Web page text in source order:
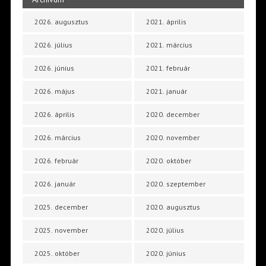
2026. augusztus
2026. július
2026. június
2026. május
2026. április
2026. március
2026. február
2026. január
2025. december
2025. november
2025. október
2021. április
2021. március
2021. február
2021. január
2020. december
2020. november
2020. október
2020. szeptember
2020. augusztus
2020. július
2020. június